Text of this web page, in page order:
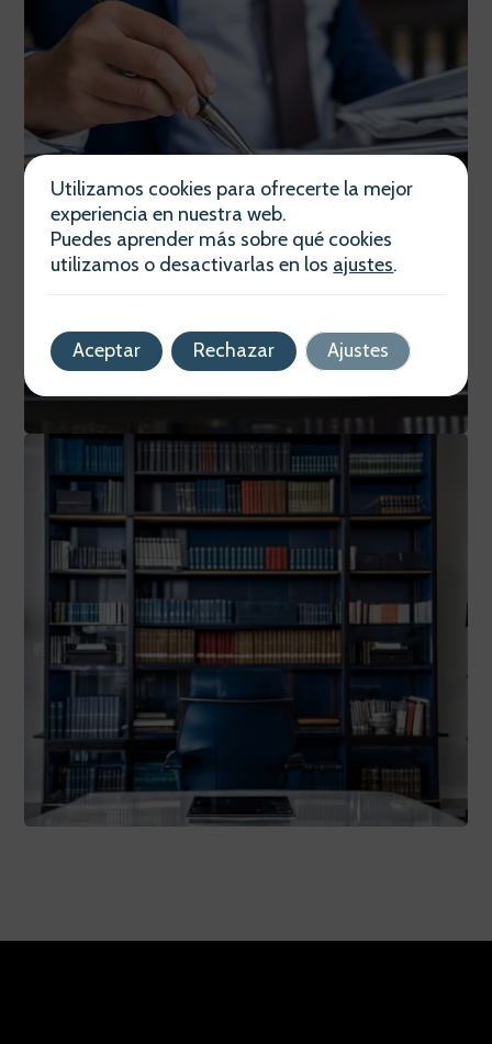
Utilizamos cookies para ofrecerte la mejor
experiencia en nuestra web.
Puedes aprender más sobre qué cookies
utilizamos o desactivarlas en los ajustes.
Aceptar Rechazar Ajustes